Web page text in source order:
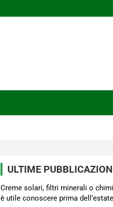
ULTIME
Creme solari, filtri minerali o
è utile conoscere prima dell’estate